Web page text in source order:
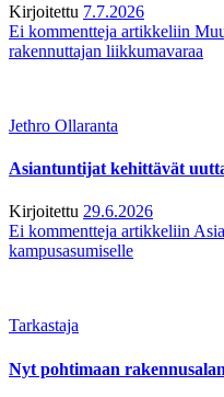
Kirjoitettu 7.7.2026
Ei kommentteja artikkeliin
rakennuttajan liikkumavaraa
Jethro Ollaranta
Asiantuntijat kehittävät
Kirjoitettu 29.6.2026
Ei kommentteja artikkeliin
kampusasumiselle
Tarkastaja
Nyt pohtimaan